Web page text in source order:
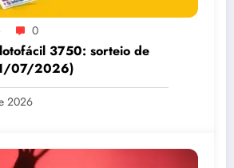
0
3750: sorteio de
07/2026)
2026